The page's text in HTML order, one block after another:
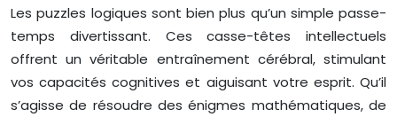
Les puzzles logiques sont bien plus qu’un simple passe-
temps divertissant. Ces casse-têtes intellectuels
offrent un véritable entraînement cérébral, stimulant
vos capacités cognitives et aiguisant votre esprit. Qu’il
s’agisse de résoudre des énigmes mathématiques, de